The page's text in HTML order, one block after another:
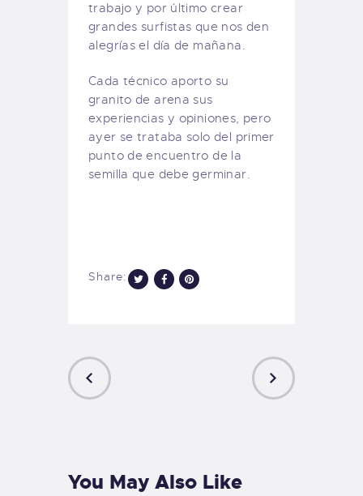
trabajo y por último crear
grandes surfistas que nos den
alegrías el día de mañana.
Cada técnico aporto su
granito de arena sus
experiencias y opiniones, pero
ayer se trataba solo del primer
punto de encuentro de la
semilla que debe germinar.
Share:
You May Also Like